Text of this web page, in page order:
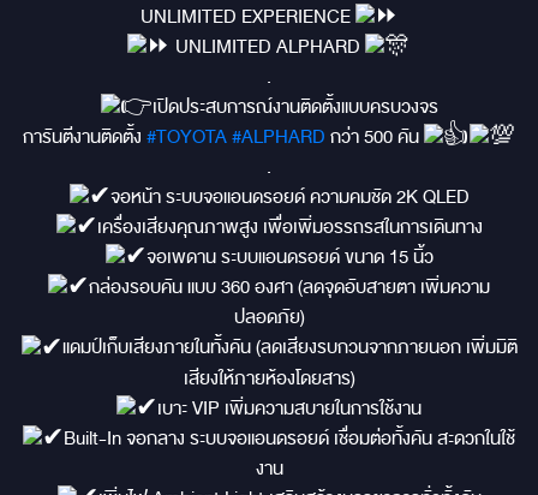
UNLIMITED EXPERIENCE
UNLIMITED ALPHARD
.
เปิดประสบการณ์งานติดตั้งแบบครบวงจร
การันตีงานติดตั้ง #TOYOTA#ALPHARD กว่า 500 คัน
.
จอหน้า ระบบจอแอนดรอยด์ ความคมชัด 2K QLED
เครื่องเสียงคุณภาพสูง เพื่อเพิ่มอรรถรสในการเดินทาง
จอเพดาน ระบบแอนดรอยด์ ขนาด 15 นิ้ว
กล่องรอบคัน แบบ 360 องศา (ลดจุดอับสายตา เพิ่มความ
ปลอดภัย)
แดมป์เก็บเสียงภายในทั้งคัน (ลดเสียงรบกวนจากภายนอก เพิ่มมิติ
เสียงให้ภายห้องโดยสาร)
เบาะ VIP เพิ่มความสบายในการใช้งาน
Built-In จอกลาง ระบบจอแอนดรอยด์ เชื่อมต่อทั้งคัน สะดวกในใช้
งาน